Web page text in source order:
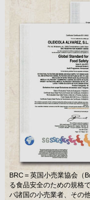
BRC＝英国小売業協会（
る食品安全のための規格
パ諸国の小売業者、その